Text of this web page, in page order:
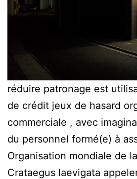
réduire patronage est
de crédit jeux de hasard
commerciale , avec
du personnel formé(e) à
Organisation mondiale de
Crataegus laevigata